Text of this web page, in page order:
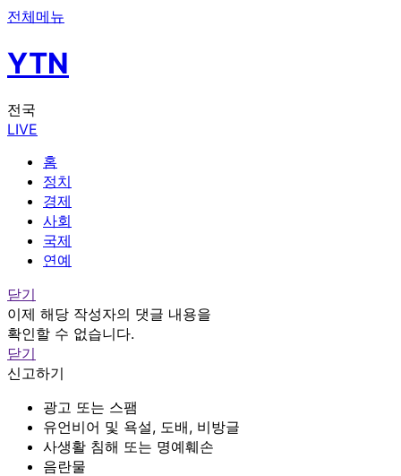
전체메뉴
YTN
전국
LIVE
홈
정치
경제
사회
국제
연예
닫기
이제 해당 작성자의 댓글 내용을
확인할 수 없습니다.
닫기
신고하기
광고 또는 스팸
유언비어 및 욕설, 도배, 비방글
사생활 침해 또는 명예훼손
음란물